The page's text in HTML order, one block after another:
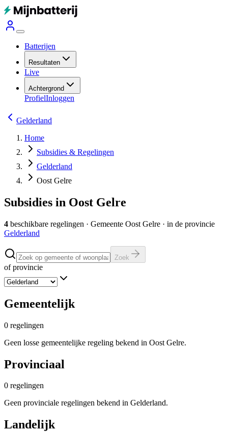
Batterijen
Resultaten
Live
Achtergrond
ProfielInloggen
Gelderland
Home
Subsidies & Regelingen
Gelderland
Oost Gelre
Subsidies in Oost Gelre
4 beschikbare regelingen · Gemeente Oost Gelre · in de provincie
Gelderland
Zoek
of provincie
Gemeentelijk
0 regelingen
Geen losse gemeentelijke regeling bekend in Oost Gelre.
Provinciaal
0 regelingen
Geen provinciale regelingen bekend in Gelderland.
Landelijk